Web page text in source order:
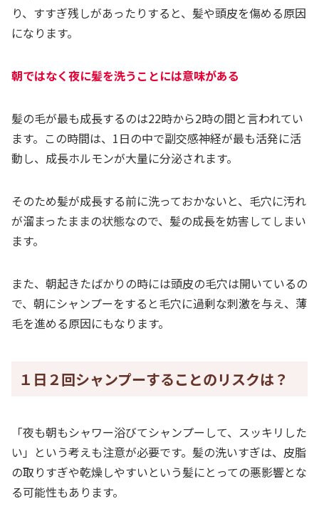
り、すすぎ残しがあったりすると、髪や頭皮を傷める原因
になります。
朝ではなく夜に髪を洗うことには意味がある
髪の毛が最も成長するのは22時から2時の間と言われてい
ます。この時間は、1日の中で副交感神経が最も活発に活
動し、成長ホルモンが大量に分泌されます。
そのため髪が成長する前に洗っておかないと、毛穴に汚れ
が溜まったままの状態なので、髪の成長を妨害してしまい
ます。
また、朝起きたばかりの時には頭皮の毛穴は開いているの
で、朝にシャンプーをすると毛穴に過剰な刺激を与え、薄
毛を進める原因にもなります。
１日２回シャンプーすることのリスクは？
「夜も朝もシャワー浴びてシャンプーして、スッキリした
い」という考えも注意が必要です。髪の洗いすぎは、皮脂
の取りすぎや乾燥しやすいという髪にとっての悪影響とな
る可能性もあります。